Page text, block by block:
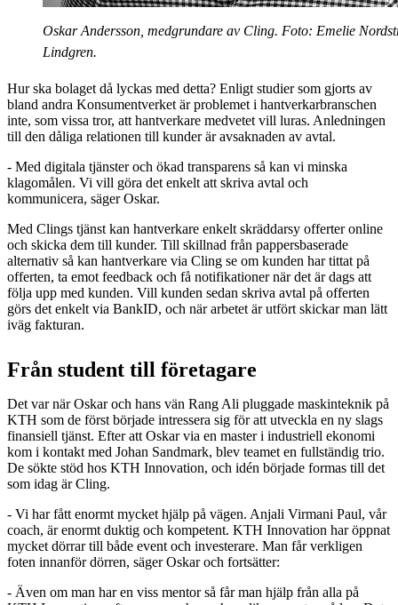
Oskar Andersson, medgrundare av Cling. Foto: Emelie
Lindgren.
Hur ska bolaget då lyckas med detta? Enligt studier som gjorts av
bland andra Konsumentverket är problemet i hantverkarbranschen
inte, som vissa tror, att hantverkare medvetet vill luras. Anledningen
till den dåliga relationen till kunder är avsaknaden av avtal.
- Med digitala tjänster och ökad transparens så kan vi minska
klagomålen. Vi vill göra det enkelt att skriva avtal och
kommunicera, säger Oskar.
Med Clings tjänst kan hantverkare enkelt skräddarsy offerter online
och skicka dem till kunder. Till skillnad från pappersbaserade
alternativ så kan hantverkare via Cling se om kunden har tittat på
offerten, ta emot feedback och få notifikationer när det är dags att
följa upp med kunden. Vill kunden sedan skriva avtal på offerten
görs det enkelt via BankID, och när arbetet är utfört skickar man lätt
iväg fakturan.
Från student till företagare
Det var när Oskar och hans vän Rang Ali pluggade maskinteknik på
KTH som de först började intressera sig för att utveckla en ny slags
finansiell tjänst. Efter att Oskar via en master i industriell ekonomi
kom i kontakt med Johan Sandmark, blev teamet en fullständig trio.
De sökte stöd hos KTH Innovation, och idén började formas till det
som idag är Cling.
- Vi har fått enormt mycket hjälp på vägen. Anjali Virmani Paul, vår
coach, är enormt duktig och kompetent. KTH Innovation har öppnat
mycket dörrar till både event och investerare. Man får verkligen
foten innanför dörren, säger Oskar och fortsätter:
- Även om man har en viss mentor så får man hjälp från alla på